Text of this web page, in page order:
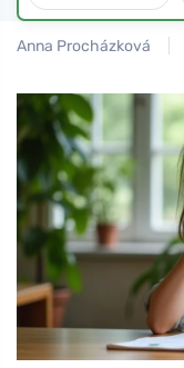
Anna Procházková